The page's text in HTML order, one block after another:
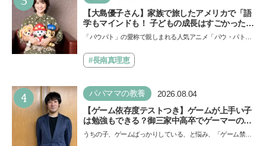
【大島優子さん】家族で旅したアメリカで「語
学もマインドも！ 子どもの成長はすごかった」
声優をつとめた映画『パウ・パトロール ザ・ダ
できると子どもに知ってほしい
「パウパト」の愛称で親しまれる人気アニメ「パウ・パトロ
ザ…#長南真理恵
4 パパママの教養 2026.08.04
【ゲーム依存度テストつき】ゲームが上手い子
は勉強もできる？御三家中高卒でゲーマーの医
師・阿部智史さんが教えるゲームしながら受験
うちの子、ゲームばっかりしている、と悩み、「ゲーム禁